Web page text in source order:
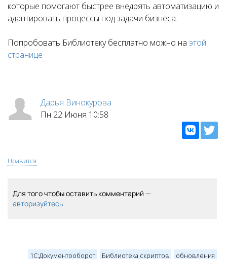
которые помогают быстрее внедрять автоматизацию и
адаптировать процессы под задачи бизнеса.
Попробовать Библиотеку бесплатно можно на этой
странице
Дарья Винокурова
Пн 22 Июня 10:58
Нравится
Для того чтобы оставить комментарий —
авторизуйтесь
1С:Документооборот Библиотека скриптов обновления